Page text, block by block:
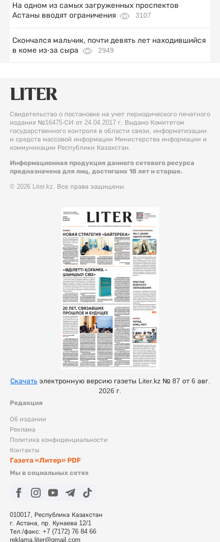
На одном из самых загруженных проспектов
Астаны вводят ограничения
3107
Скончался мальчик, почти девять лет находившийся
в коме из-за сыра
2949
Свидетельство о постановке на учет периодического печатного
издания №16475-СИ от 24.04.2017 г. Выдано Комитетом
государственного контроля в области связи, информатизации
и средств массовой информации Министерства информации и
коммуникации Республики Казахстан.
Информационная продукция данного сетевого ресурса
предназначена для лиц, достигших 18 лет и старше.
© 2026 Liter.kz. Все права защищены.
Редакция
Об издании
Реклама
Политика конфиденциальности
Контакты
Газета «Литер» PDF
Мы в социальных сетях
010017, Республика Казахстан
г. Астана, пр. Кунаева 12/1
Тел./факс: +7 (7172) 76 84 66
reklama.liter@gmail.com
Скачатьэлектронную версию газеты Liter.kz № 87 от 6 авг.
2026 г.